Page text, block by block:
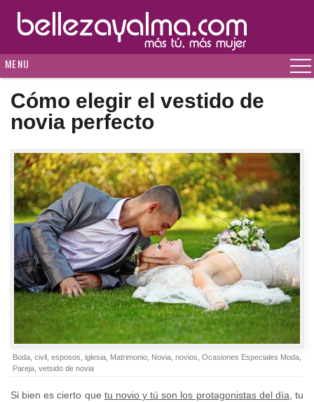
MENU
Cómo elegir el vestido de
novia perfecto
Boda civil esposos iglesia Matrimonio Novia novios Ocasiones Especiales Moda
Pareja vetsido de novia
Si bien es cierto que tu novio y tú son los protagonistas del día, tu